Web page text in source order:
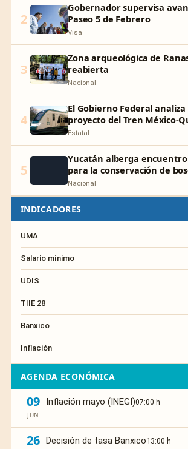
2
Gobernador supervisa
Paseo 5 de Febrero
Visa
3
Zona arqueológica de
reabierta
Nacional
4
El Gobierno Federal
proyecto del Tren México-
Estatal
5
Yucatán alberga
para la conservación de
Nacional
INDICADORES
UMA
Salario mínimo
UDIS
TIIE 28
Banxico
Inflación
AGENDA ECONÓMICA
09
JUN
Inflación mayo (INEGI)07:00 h
26 Decisión de tasa Banxico13:00 h